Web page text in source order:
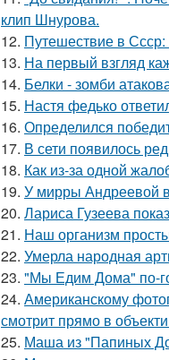
клип Шнурова.
12. Путешествие в
13. На первый взгляд
14. Белки - зомби
15. Настя федько
16. Определился
17. В сети появилось
18. Как из-за одной
19. У мирры Андреевой
20. Лариса Гузеева
21. Наш организм
22. Умерла народная
23. "Мы Едим Дома" по-
24. Американскому
смотрит прямо в
25. Маша из "Папиных